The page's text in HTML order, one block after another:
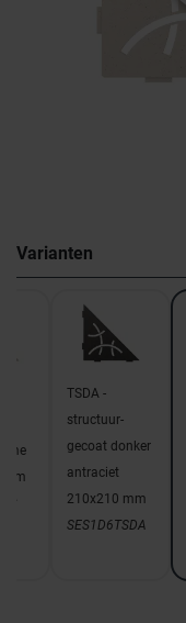
Varianten
TSDA -
structuur-
gecoat donker
antraciet
210x210 mm
SES1D6TSDA